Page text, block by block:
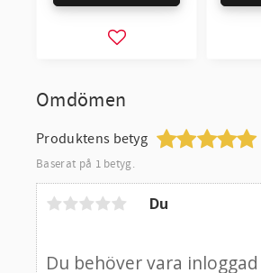
Omdömen
Produktens betyg
Baserat på 1 betyg.
Du
Lägg till i favoriter